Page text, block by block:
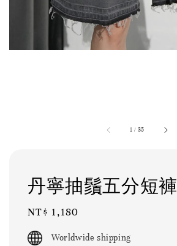
1 / 35
丹寧抽鬚五分短褲
Regular
price
NT$ 1,180
Worldwide shipping